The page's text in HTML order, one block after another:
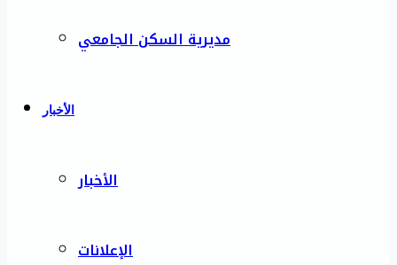
مديرية السكن الجامعي
الأخبار
الأخبار
الإعلانات